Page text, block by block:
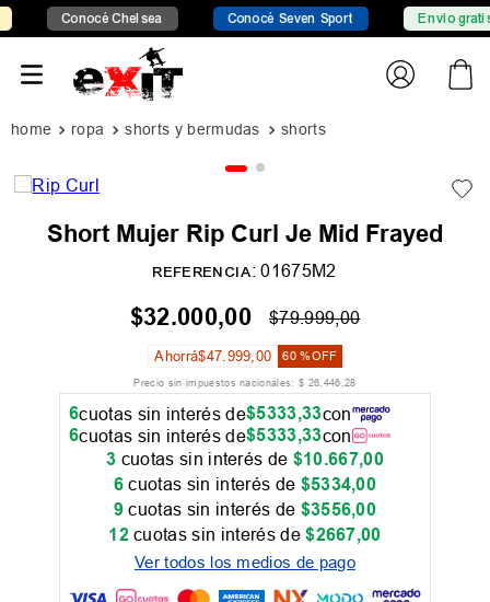
Conocé Chelsea Conocé Seven Sport Envío gratis
ropa shorts y bermudas shorts
Short Mujer Rip Curl Je Mid Frayed
REFERENCIA:01675M2
$32.000,00 $79.999,00
Ahorrá$47.999,00 60 %OFF
Precio sin impuestos nacionales: $ 26.446,28
6cuotas sin interés de$5333,33con
6cuotas sin interés de$5333,33con
3 cuotas sin interés de $10.667,00
6 cuotas sin interés de $5334,00
9 cuotas sin interés de $3556,00
12 cuotas sin interés de$2667,00
Ver todos los medios de pago